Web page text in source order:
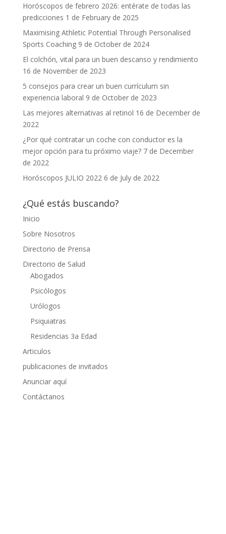
Horóscopos de febrero 2026: entérate de todas las
predicciones 1 de February de 2025
Maximising Athletic Potential Through Personalised
Sports Coaching 9 de October de 2024
El colchón, vital para un buen descanso y rendimiento
16 de November de 2023
5 consejos para crear un buen currículum sin
experiencia laboral 9 de October de 2023
Las mejores alternativas al retinol 16 de December de
2022
¿Por qué contratar un coche con conductor es la
mejor opción para tu próximo viaje? 7 de December
de 2022
Horóscopos JULIO 2022 6 de July de 2022
¿Qué estás buscando?
Inicio
Sobre Nosotros
Directorio de Prensa
Directorio de Salud
Abogados
Psicólogos
Urólogos
Psiquiatras
Residencias 3a Edad
Articulos
publicaciones de invitados
Anunciar aquí
Contáctanos